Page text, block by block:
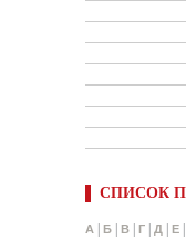
СПИСОК
А Б В Г Д Е